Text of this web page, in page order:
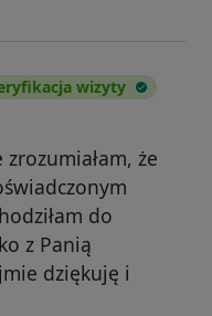
wizyty
że
do
z Panią
dziękuję i